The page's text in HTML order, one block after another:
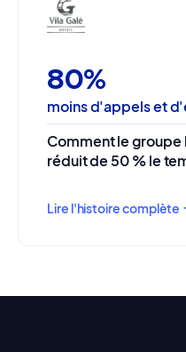
80%
moins d'appels et
Comment le
réduit de 50 % le
Lire l'histoire complète